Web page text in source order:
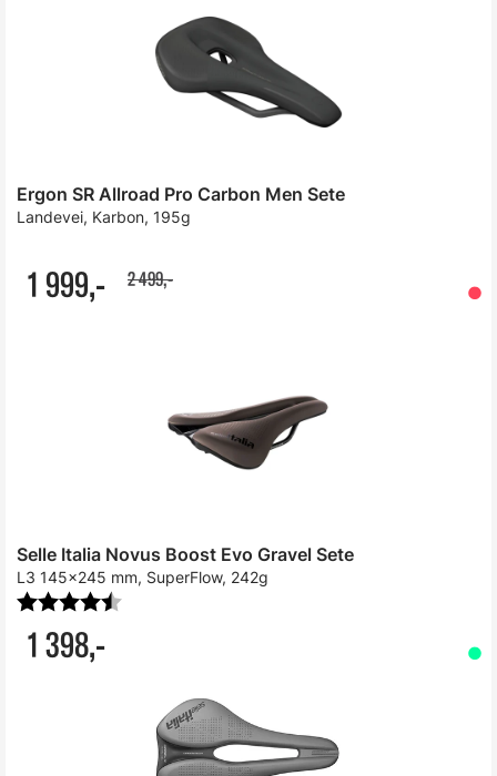
Ergon SR Allroad Pro Carbon Men Sete
Landevei, Karbon, 195g
1 999,- 2 499,-
Selle Italia Novus Boost Evo Gravel Sete
L3 145x245 mm, SuperFlow, 242g
1 398,-
Karakter: